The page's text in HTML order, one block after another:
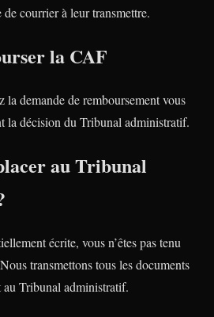
courrier à leur transmettre.
la CAF
la demande de remboursement vous
la décision du Tribunal administratif.
au Tribunal
écrite, vous n’êtes pas tenu
transmettons tous les documents
au Tribunal administratif.